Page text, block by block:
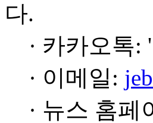
다.
· 카카오톡
· 이메일:
· 뉴스 홈페